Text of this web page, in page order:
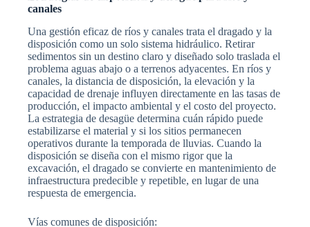
canales
Una gestión eficaz de ríos y canales trata el dragado y la
disposición como un solo sistema hidráulico. Retirar
sedimentos sin un destino claro y diseñado solo traslada el
problema aguas abajo o a terrenos adyacentes. En ríos y
canales, la distancia de disposición, la elevación y la
capacidad de drenaje influyen directamente en las tasas de
producción, el impacto ambiental y el costo del proyecto.
La estrategia de desagüe determina cuán rápido puede
estabilizarse el material y si los sitios permanecen
operativos durante la temporada de lluvias. Cuando la
disposición se diseña con el mismo rigor que la
excavación, el dragado se convierte en mantenimiento de
infraestructura predecible y repetible, en lugar de una
respuesta de emergencia.
Vías comunes de disposición: